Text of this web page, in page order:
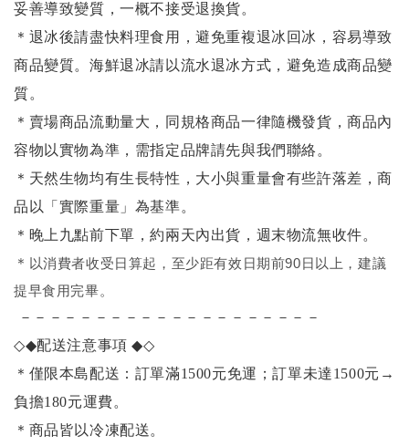
妥善導致變質，一概不接受退換貨。
＊退冰後請盡快料理食用，避免重複退冰回冰，容易導致
商品變質。海鮮退冰請以流水退冰方式，避免造成商品變
質。
＊賣場商品流動量大，同規格商品一律隨機發貨，商品內
容物以實物為準，需指定品牌請先與我們聯絡。
＊天然生物均有生長特性，大小與重量會有些許落差，商
品以「實際重量」為基準。
＊晚上九點前下單，約兩天內出貨，週末物流無收件。
＊ 以消費者收受日算起，至少距有效日期前90日以上，建議
提早食用完畢。
－－－－－－－－－－－－－－－－－－－－
◇◆配送注意事項◆◇
＊僅限本島配送：訂單滿1500元免運；訂單未達1500元 →
負擔180元運費。
＊商品皆以冷凍配送。